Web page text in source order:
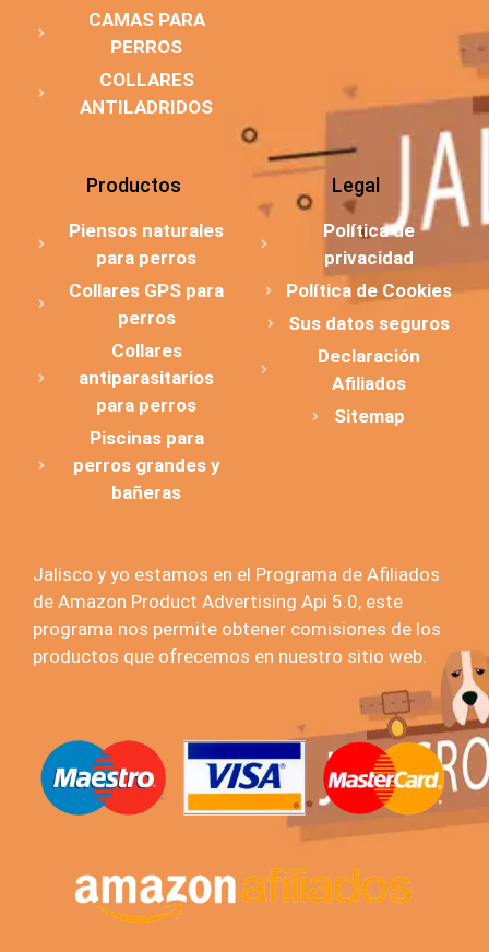
CAMAS PARA
PERROS
COLLARES
ANTILADRIDOS
Productos
Piensos naturales
para perros
Collares GPS para
perros
Collares
antiparasitarios
para perros
Piscinas para
perros grandes y
bañeras
Legal
Política de
privacidad
Política de Cookies
Sus datos seguros
Declaración
Afiliados
Sitemap
Jalisco y yo estamos en el Programa de Afiliados
de Amazon Product Advertising Api 5.0, este
programa nos permite obtener comisiones de los
productos que ofrecemos en nuestro sitio web.